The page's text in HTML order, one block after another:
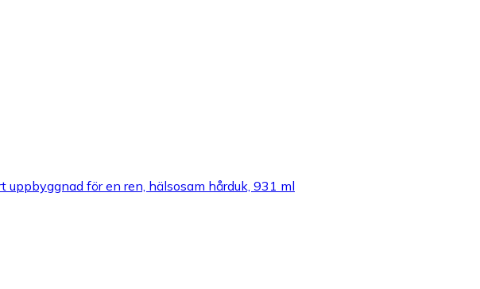
för en ren, hälsosam hårduk, 931 ml